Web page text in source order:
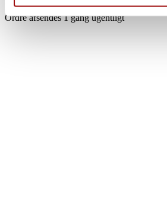
Der er stadig mulighed for at afgive ordre
Ordre afsendes 1 gang ugentligt